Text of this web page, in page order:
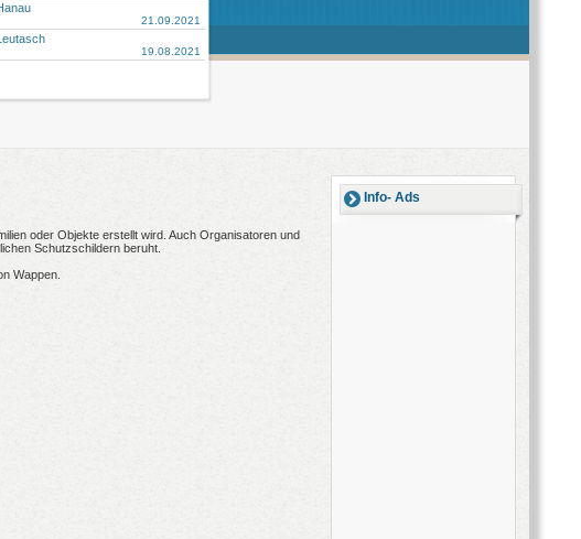
21.09.2021
19.08.2021
Info- Ads
oder Objekte erstellt wird. Auch Organisatoren und
Schutzschildern beruht.
Wappen.